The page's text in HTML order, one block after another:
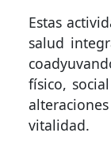
Estas
salud
físico,
vitalidad.